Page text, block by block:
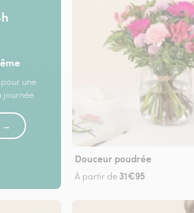
une
journée
→
Douceur poudrée
À partir de 31€95